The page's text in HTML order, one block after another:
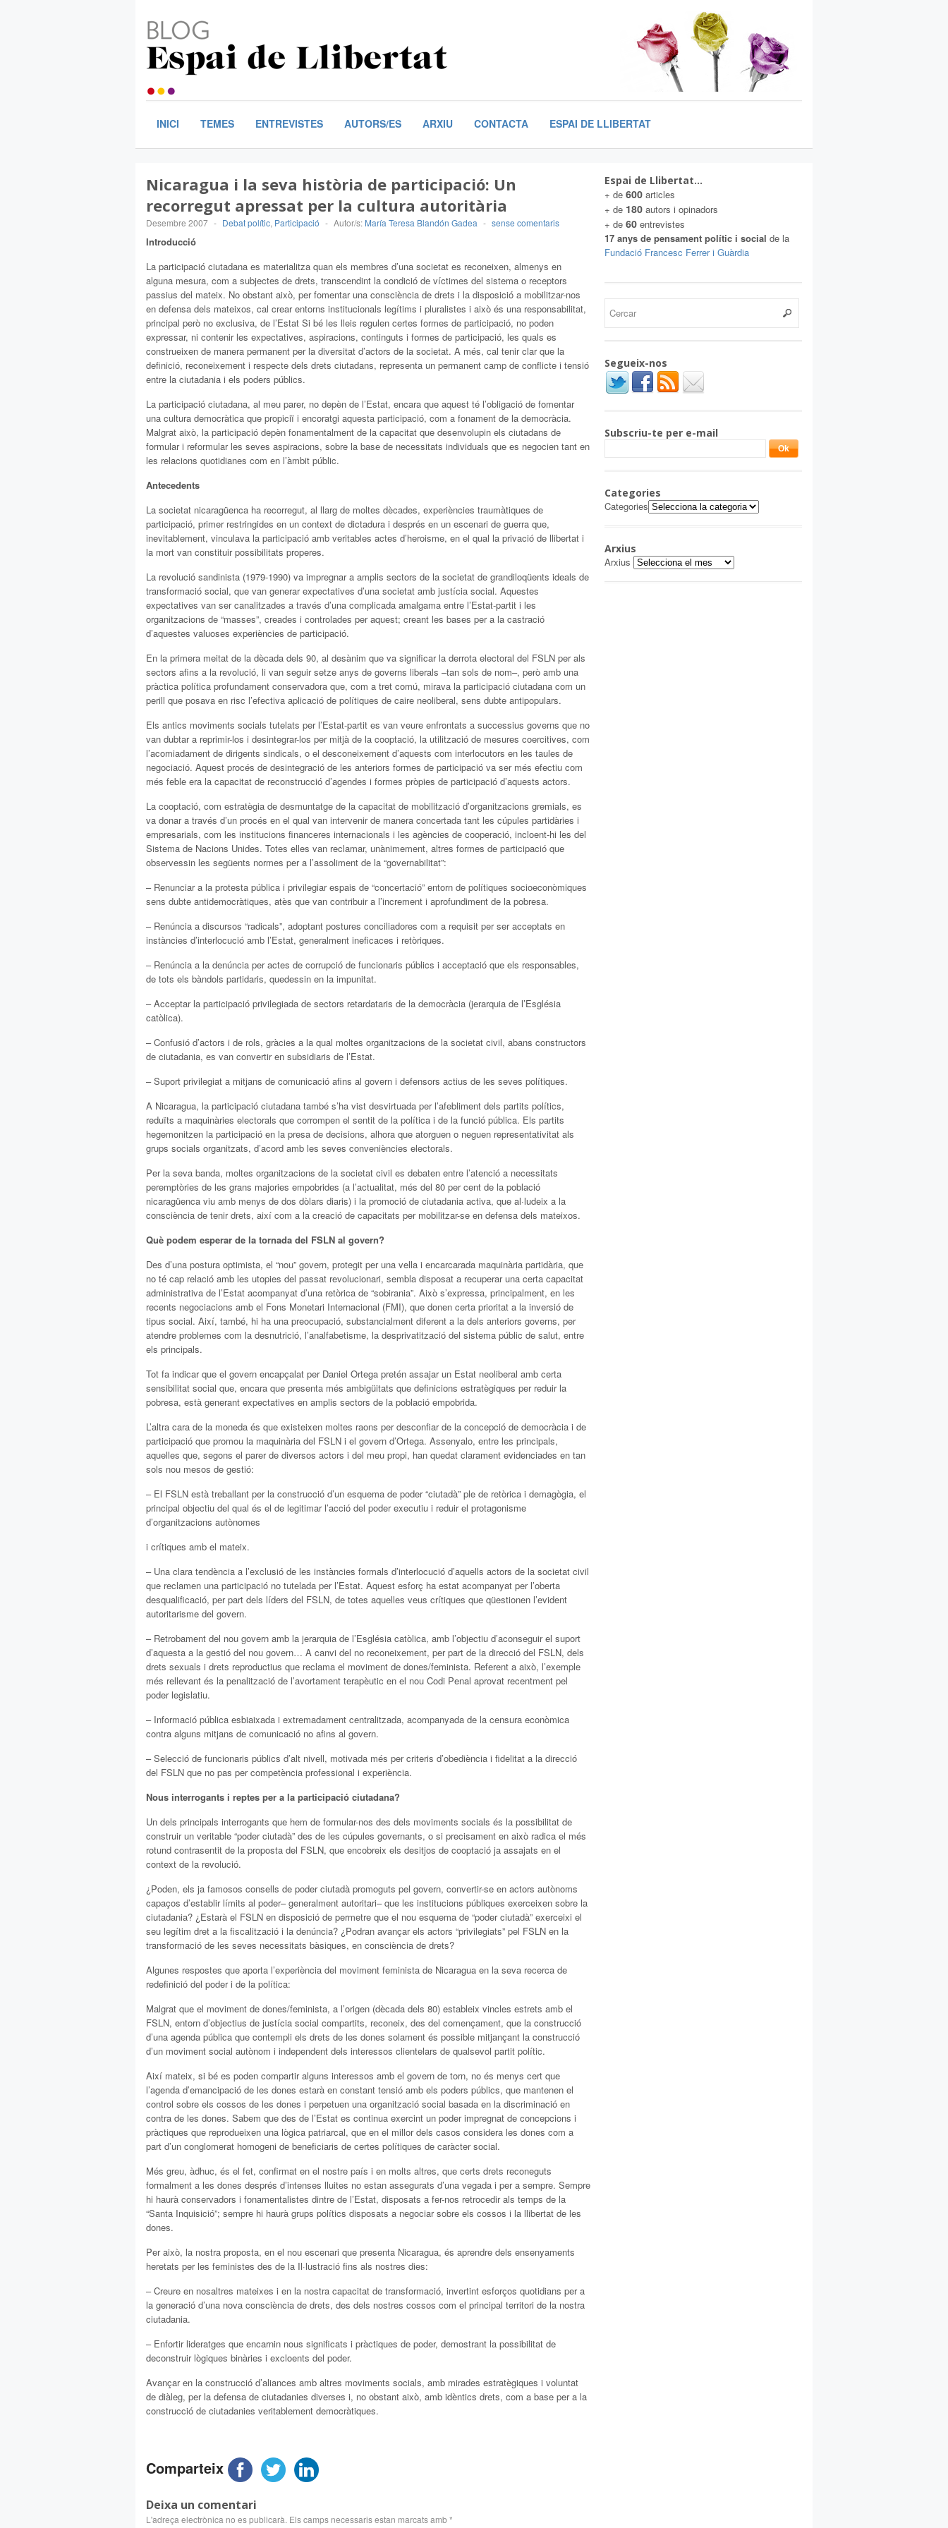
INICI TEMES ENTREVISTES AUTORS/ES ARXIU CONTACTA ESPAI DE LLIBERTAT
Nicaragua i la seva història de participació: Un
recorregut apressat per la cultura autoritària
Desembre 2007 - Debat polític, Participació - Autor/s: María Teresa Blandón Gadea - sense comentaris
Introducció
La participació ciutadana es materialitza quan els membres d’una societat es reconeixen, almenys en
alguna mesura, com a subjectes de drets, transcendint la condició de víctimes del sistema o receptors
passius del mateix. No obstant això, per fomentar una consciència de drets i la disposició a mobilitzar-nos
en defensa dels mateixos, cal crear entorns institucionals legítims i pluralistes i això és una responsabilitat,
principal però no exclusiva, de l’Estat Si bé les lleis regulen certes formes de participació, no poden
expressar, ni contenir les expectatives, aspiracions, continguts i formes de participació, les quals es
construeixen de manera permanent per la diversitat d’actors de la societat. A més, cal tenir clar que la
definició, reconeixement i respecte dels drets ciutadans, representa un permanent camp de conflicte i tensió
entre la ciutadania i els poders públics.
La participació ciutadana, al meu parer, no depèn de l’Estat, encara que aquest té l’obligació de fomentar
una cultura democràtica que propiciï i encoratgi aquesta participació, com a fonament de la democràcia.
Malgrat això, la participació depèn fonamentalment de la capacitat que desenvolupin els ciutadans de
formular i reformular les seves aspiracions, sobre la base de necessitats individuals que es negocien tant en
les relacions quotidianes com en l’àmbit públic.
Antecedents
La societat nicaragüenca ha recorregut, al llarg de moltes dècades, experiències traumàtiques de
participació, primer restringides en un context de dictadura i després en un escenari de guerra que,
inevitablement, vinculava la participació amb veritables actes d’heroisme, en el qual la privació de llibertat i
la mort van constituir possibilitats properes.
La revolució sandinista (1979-1990) va impregnar a amplis sectors de la societat de grandiloqüents ideals de
transformació social, que van generar expectatives d’una societat amb justícia social. Aquestes
expectatives van ser canalitzades a través d’una complicada amalgama entre l’Estat-partit i les
organitzacions de “masses”, creades i controlades per aquest; creant les bases per a la castració
d’aquestes valuoses experiències de participació.
En la primera meitat de la dècada dels 90, al desànim que va significar la derrota electoral del FSLN per als
sectors afins a la revolució, li van seguir setze anys de governs liberals –tan sols de nom–, però amb una
pràctica política profundament conservadora que, com a tret comú, mirava la participació ciutadana com un
perill que posava en risc l’efectiva aplicació de polítiques de caire neoliberal, sens dubte antipopulars.
Els antics moviments socials tutelats per l’Estat-partit es van veure enfrontats a successius governs que no
van dubtar a reprimir-los i desintegrar-los per mitjà de la cooptació, la utilització de mesures coercitives, com
l’acomiadament de dirigents sindicals, o el desconeixement d’aquests com interlocutors en les taules de
negociació. Aquest procés de desintegració de les anteriors formes de participació va ser més efectiu com
més feble era la capacitat de reconstrucció d’agendes i formes pròpies de participació d’aquests actors.
La cooptació, com estratègia de desmuntatge de la capacitat de mobilització d’organitzacions gremials, es
va donar a través d’un procés en el qual van intervenir de manera concertada tant les cúpules partidàries i
empresarials, com les institucions financeres internacionals i les agències de cooperació, incloent-hi les del
Sistema de Nacions Unides. Totes elles van reclamar, unànimement, altres formes de participació que
observessin les següents normes per a l’assoliment de la “governabilitat”:
– Renunciar a la protesta pública i privilegiar espais de “concertació” entorn de polítiques socioeconòmiques
sens dubte antidemocràtiques, atès que van contribuir a l’increment i aprofundiment de la pobresa.
– Renúncia a discursos “radicals”, adoptant postures conciliadores com a requisit per ser acceptats en
instàncies d’interlocució amb l’Estat, generalment ineficaces i retòriques.
– Renúncia a la denúncia per actes de corrupció de funcionaris públics i acceptació que els responsables,
de tots els bàndols partidaris, quedessin en la impunitat.
– Acceptar la participació privilegiada de sectors retardataris de la democràcia (jerarquia de l’Església
catòlica).
– Confusió d’actors i de rols, gràcies a la qual moltes organitzacions de la societat civil, abans constructors
de ciutadania, es van convertir en subsidiaris de l’Estat.
– Suport privilegiat a mitjans de comunicació afins al govern i defensors actius de les seves polítiques.
A Nicaragua, la participació ciutadana també s’ha vist desvirtuada per l’afebliment dels partits polítics,
reduïts a maquinàries electorals que corrompen el sentit de la política i de la funció pública. Els partits
hegemonitzen la participació en la presa de decisions, alhora que atorguen o neguen representativitat als
grups socials organitzats, d’acord amb les seves conveniències electorals.
Per la seva banda, moltes organitzacions de la societat civil es debaten entre l’atenció a necessitats
peremptòries de les grans majories empobrides (a l’actualitat, més del 80 per cent de la població
nicaragüenca viu amb menys de dos dòlars diaris) i la promoció de ciutadania activa, que al·ludeix a la
consciència de tenir drets, així com a la creació de capacitats per mobilitzar-se en defensa dels mateixos.
Què podem esperar de la tornada del FSLN al govern?
Des d’una postura optimista, el “nou” govern, protegit per una vella i encarcarada maquinària partidària, que
no té cap relació amb les utopies del passat revolucionari, sembla disposat a recuperar una certa capacitat
administrativa de l’Estat acompanyat d’una retòrica de “sobirania”. Això s’expressa, principalment, en les
recents negociacions amb el Fons Monetari Internacional (FMI), que donen certa prioritat a la inversió de
tipus social. Així, també, hi ha una preocupació, substancialment diferent a la dels anteriors governs, per
atendre problemes com la desnutrició, l’analfabetisme, la desprivatització del sistema públic de salut, entre
els principals.
Tot fa indicar que el govern encapçalat per Daniel Ortega pretén assajar un Estat neoliberal amb certa
sensibilitat social que, encara que presenta més ambigüitats que definicions estratègiques per reduir la
pobresa, està generant expectatives en amplis sectors de la població empobrida.
L’altra cara de la moneda és que existeixen moltes raons per desconfiar de la concepció de democràcia i de
participació que promou la maquinària del FSLN i el govern d’Ortega. Assenyalo, entre les principals,
aquelles que, segons el parer de diversos actors i del meu propi, han quedat clarament evidenciades en tan
sols nou mesos de gestió:
– El FSLN està treballant per la construcció d’un esquema de poder “ciutadà” ple de retòrica i demagògia, el
principal objectiu del qual és el de legitimar l’acció del poder executiu i reduir el protagonisme
d’organitzacions autònomes
i crítiques amb el mateix.
– Una clara tendència a l’exclusió de les instàncies formals d’interlocució d’aquells actors de la societat civil
que reclamen una participació no tutelada per l’Estat. Aquest esforç ha estat acompanyat per l’oberta
desqualificació, per part dels líders del FSLN, de totes aquelles veus crítiques que qüestionen l’evident
autoritarisme del govern.
– Retrobament del nou govern amb la jerarquia de l’Església catòlica, amb l’objectiu d’aconseguir el suport
d’aquesta a la gestió del nou govern… A canvi del no reconeixement, per part de la direcció del FSLN, dels
drets sexuals i drets reproductius que reclama el moviment de dones/feminista. Referent a això, l’exemple
més rellevant és la penalització de l’avortament terapèutic en el nou Codi Penal aprovat recentment pel
poder legislatiu.
– Informació pública esbiaixada i extremadament centralitzada, acompanyada de la censura econòmica
contra alguns mitjans de comunicació no afins al govern.
– Selecció de funcionaris públics d’alt nivell, motivada més per criteris d’obediència i fidelitat a la direcció
del FSLN que no pas per competència professional i experiència.
Nous interrogants i reptes per a la participació ciutadana?
Un dels principals interrogants que hem de formular-nos des dels moviments socials és la possibilitat de
construir un veritable “poder ciutadà” des de les cúpules governants, o si precisament en això radica el més
rotund contrasentit de la proposta del FSLN, que encobreix els desitjos de cooptació ja assajats en el
context de la revolució.
¿Poden, els ja famosos consells de poder ciutadà promoguts pel govern, convertir-se en actors autònoms
capaços d’establir límits al poder– generalment autoritari– que les institucions públiques exerceixen sobre la
ciutadania? ¿Estarà el FSLN en disposició de permetre que el nou esquema de “poder ciutadà” exerceixi el
seu legítim dret a la fiscalització i la denúncia? ¿Podran avançar els actors “privilegiats” pel FSLN en la
transformació de les seves necessitats bàsiques, en consciència de drets?
Algunes respostes que aporta l’experiència del moviment feminista de Nicaragua en la seva recerca de
redefinició del poder i de la política:
Malgrat que el moviment de dones/feminista, a l’origen (dècada dels 80) estableix vincles estrets amb el
FSLN, entorn d’objectius de justícia social compartits, reconeix, des del començament, que la construcció
d’una agenda pública que contempli els drets de les dones solament és possible mitjançant la construcció
d’un moviment social autònom i independent dels interessos clientelars de qualsevol partit polític.
Així mateix, si bé es poden compartir alguns interessos amb el govern de torn, no és menys cert que
l’agenda d’emancipació de les dones estarà en constant tensió amb els poders públics, que mantenen el
control sobre els cossos de les dones i perpetuen una organització social basada en la discriminació en
contra de les dones. Sabem que des de l’Estat es continua exercint un poder impregnat de concepcions i
pràctiques que reprodueixen una lògica patriarcal, que en el millor dels casos considera les dones com a
part d’un conglomerat homogeni de beneficiaris de certes polítiques de caràcter social.
Més greu, àdhuc, és el fet, confirmat en el nostre país i en molts altres, que certs drets reconeguts
formalment a les dones després d’intenses lluites no estan assegurats d’una vegada i per a sempre. Sempre
hi haurà conservadors i fonamentalistes dintre de l’Estat, disposats a fer-nos retrocedir als temps de la
“Santa Inquisició”; sempre hi haurà grups polítics disposats a negociar sobre els cossos i la llibertat de les
dones.
Per això, la nostra proposta, en el nou escenari que presenta Nicaragua, és aprendre dels ensenyaments
heretats per les feministes des de la Il·lustració fins als nostres dies:
– Creure en nosaltres mateixes i en la nostra capacitat de transformació, invertint esforços quotidians per a
la generació d’una nova consciència de drets, des dels nostres cossos com el principal territori de la nostra
ciutadania.
– Enfortir lideratges que encarnin nous significats i pràctiques de poder, demostrant la possibilitat de
deconstruir lògiques binàries i excloents del poder.
Avançar en la construcció d’aliances amb altres moviments socials, amb mirades estratègiques i voluntat
de diàleg, per la defensa de ciutadanies diverses i, no obstant això, amb idèntics drets, com a base per a la
construcció de ciutadanies veritablement democràtiques.
Comparteix
Deixa un comentari
L'adreça electrònica no es publicarà. Els camps necessaris estan marcats amb*
Espai de Llibertat…
+ de 600 articles
+ de 180 autors i opinadors
+ de 60 entrevistes
17 anys de pensament polític i social de la
Fundació Francesc Ferrer i Guàrdia
Segueix-nos
Subscriu-te per e-mail
Categories
Categories
Arxius
Arxius